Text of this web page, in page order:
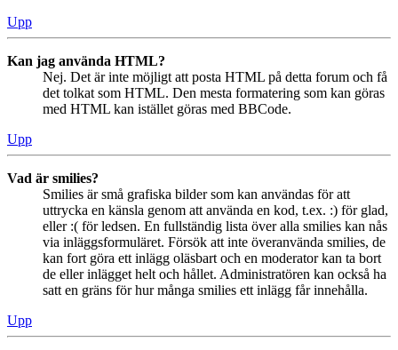
Upp
Kan jag använda HTML?
Nej. Det är inte möjligt att posta HTML på detta forum och få
det tolkat som HTML. Den mesta formatering som kan göras
med HTML kan istället göras med BBCode.
Upp
Vad är smilies?
Smilies är små grafiska bilder som kan användas för att
uttrycka en känsla genom att använda en kod, t.ex. :) för glad,
eller :( för ledsen. En fullständig lista över alla smilies kan nås
via inläggsformuläret. Försök att inte överanvända smilies, de
kan fort göra ett inlägg oläsbart och en moderator kan ta bort
de eller inlägget helt och hållet. Administratören kan också ha
satt en gräns för hur många smilies ett inlägg får innehålla.
Upp